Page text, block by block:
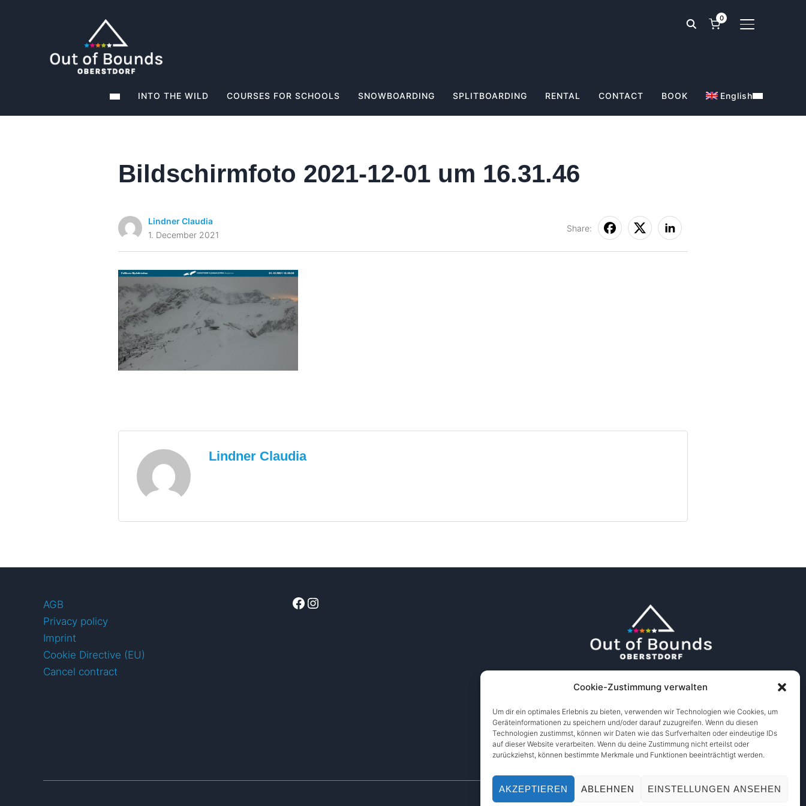
Cookie-Zustimmung verwalten
Um dir ein optimales Erlebnis zu bieten, verwenden wir Technologien wie Cookies, um
Geräteinformationen zu speichern und/oder darauf zuzugreifen. Wenn du diesen
Technologien zustimmst, können wir Daten wie das Surfverhalten oder eindeutige IDs
auf dieser Website verarbeiten. Wenn du deine Zustimmung nicht erteilst oder
zurückziehst, können bestimmte Merkmale und Funktionen beeinträchtigt werden.
AKZEPTIEREN ABLEHNEN EINSTELLUNGEN ANSEHEN
TOGGLE
0
INTO THE WILD COURSES FOR SCHOOLS SNOWBOARDING SPLITBOARDING RENTAL CONTACT BOOK English
Bildschirmfoto 2021-12-01 um 16.31.46
Lindner Claudia
1. December 2021
Share:
Lindner Claudia
AGB
Privacy policy
Imprint
Cookie Directive (EU)
Cancel contract
Facebook
Instagram